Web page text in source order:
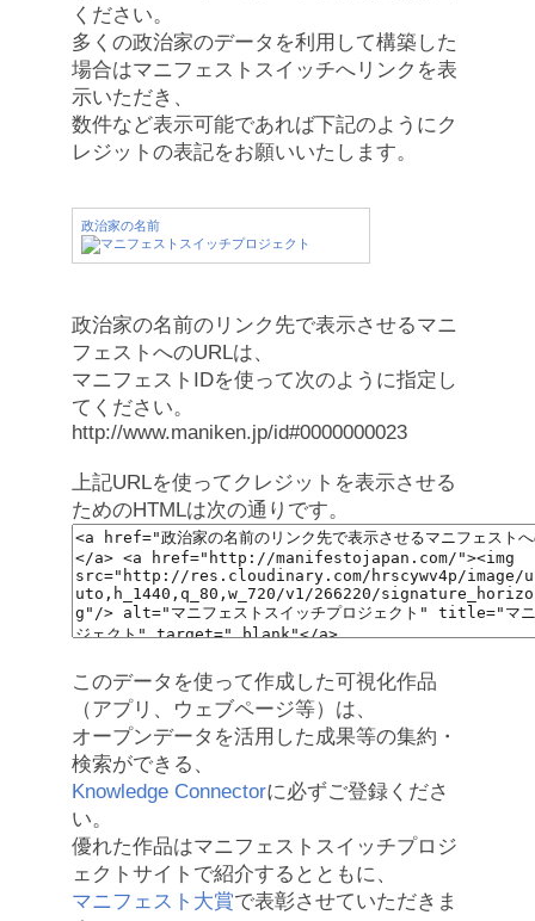
ください。
多くの政治家のデータを利用して構築した
場合はマニフェストスイッチへリンクを表
示いただき、
数件など表示可能であれば下記のようにク
レジットの表記をお願いいたします。
政治家の名前
政治家の名前のリンク先で表示させるマニ
フェストへのURLは、
マニフェストIDを使って次のように指定し
てください。
http://www.maniken.jp/id#0000000023
上記URLを使ってクレジットを表示させる
ためのHTMLは次の通りです。
このデータを使って作成した可視化作品
（アプリ、ウェブページ等）は、
オープンデータを活用した成果等の集約・
検索ができる、
Knowledge Connectorに必ずご登録くださ
い。
優れた作品はマニフェストスイッチプロジ
ェクトサイトで紹介するとともに、
マニフェスト大賞で表彰させていただきま